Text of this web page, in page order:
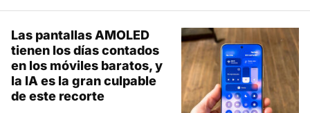
Las pantallas AMOLED
tienen los días contados
en los móviles baratos, y
la IA es la gran culpable
de este recorte